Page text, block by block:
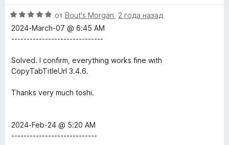
н
е
н
а
и
О
ц
е
н
н
и
от Bout's Morgan 2 года назад
2024-March-07 @ 6:45 AM
------------------------------
Solved. I confirm, everything works fine with
CopyTabTitleUrl 3.4.6.
Thanks very much toshi.
2024-Feb-24 @ 5:20 AM
----------------------------